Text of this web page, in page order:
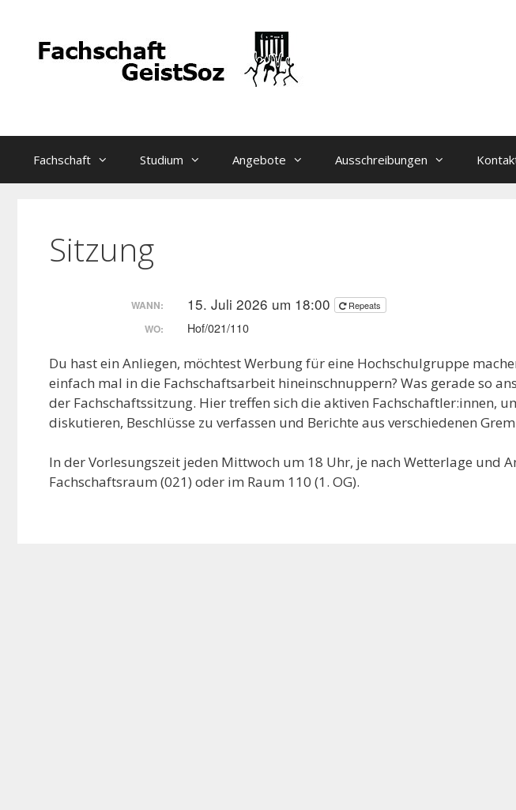
springen
Fachschaft Studium Angebote Ausschreibungen
Sitzung
WANN: 15. Juli 2026 um 18:00 Repeats
WO: Hof/021/110
Du hast ein Anliegen, möchtest Werbung für eine Hochschulgruppe
einfach mal in die Fachschaftsarbeit hineinschnuppern? Was gerade so
der Fachschaftssitzung. Hier treffen sich die aktiven Fachschaftler:innen,
diskutieren, Beschlüsse zu verfassen und Berichte aus verschiedenen
In der Vorlesungszeit jeden Mittwoch um 18 Uhr, je nach Wetterlage und
Fachschaftsraum (021) oder im Raum 110 (1. OG).